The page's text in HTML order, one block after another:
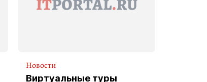
Новости
Виртуальные туры